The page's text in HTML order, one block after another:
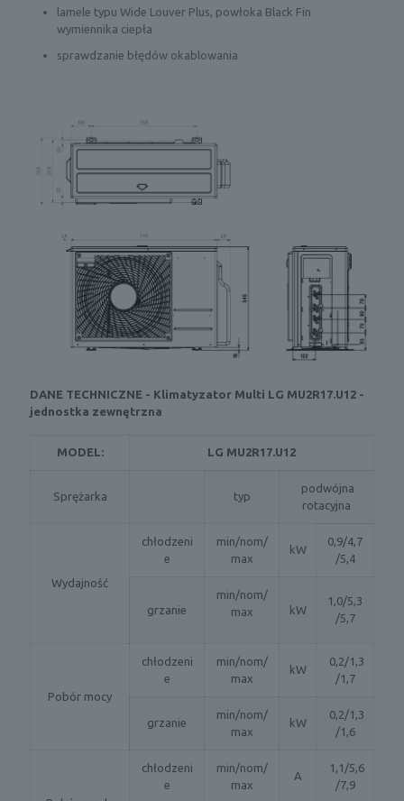
lamele typu Wide Louver Plus, powłoka Black Fin
wymiennika ciepła
sprawdzanie błędów okablowania
DANE TECHNICZNE - Klimatyzator Multi LG MU2R17.U12 -
jednostka zewnętrzna
MODEL: LG MU2R17.U12
Sprężarka typ
podwójna
rotacyjna
Wydajność
chłodzeni
e
min/nom/
max
kW
0,9/4,7
/5,4
grzanie
min/nom/
max
kW
1,0/5,3
/5,7
Pobór mocy
chłodzeni
e
min/nom/
max
kW
0,2/1,3
/1,7
grzanie
min/nom/
max
kW
0,2/1,3
/1,6
chłodzeni
e
min/nom/
max
A
1,1/5,6
/7,9